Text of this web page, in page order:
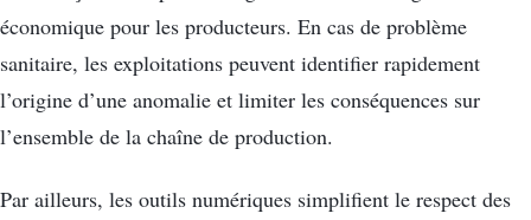
économique pour les producteurs. En cas de problème
sanitaire, les exploitations peuvent identifier rapidement
l’origine d’une anomalie et limiter les conséquences sur
l’ensemble de la chaîne de production.
Par ailleurs, les outils numériques simplifient le respect des